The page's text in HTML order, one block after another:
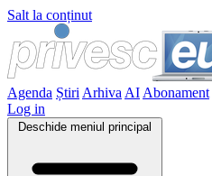
Salt la conținut
Agenda Știri Arhiva AI Abonament
Log in
Deschide meniul principal